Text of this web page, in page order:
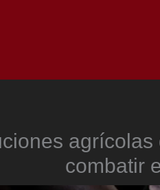
combatir